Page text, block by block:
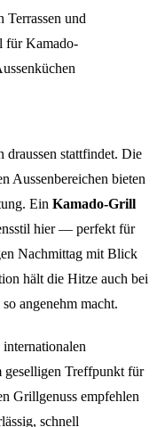
Terrassen und
für Kamado-
draussen stattfindet. Die
Aussenbereichen bieten
Ein Kamado-Grill
hier — perfekt für
Nachmittag mit Blick
hält die Hitze auch bei
angenehm macht.
internationalen
geselligen Treffpunkt für
Grillgenuss empfehlen
schnell